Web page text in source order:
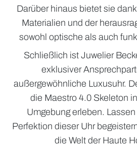
Darüber hinaus bietet sie
Materialien und der
sowohl optische als auch
Schließlich ist Juwelier
exklusiver
außergewöhnliche Luxusuhr.
die Maestro 4.0 Skeleton
Umgebung erleben.
Perfektion dieser Uhr
die Welt der Haute